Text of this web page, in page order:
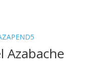
Azabache